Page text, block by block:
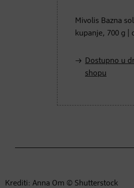
Mivolis Bazna
kupanje, 700 g |
Dostupno u
shopu
Krediti: Anna Om © Shutterstock